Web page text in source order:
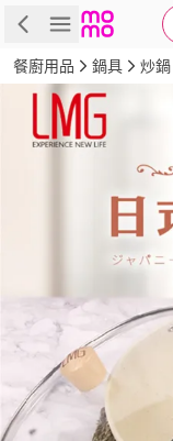
商品
餐廚用品 鍋具 炒鍋